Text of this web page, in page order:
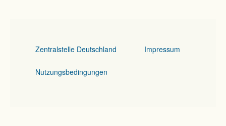
Zentralstelle Deutschland Impressum
Nutzungsbedingungen